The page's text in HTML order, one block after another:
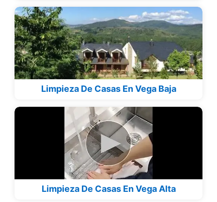
Limpieza De Casas En Vega Baja
Limpieza De Casas En Vega Alta